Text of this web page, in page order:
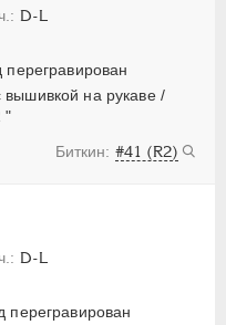
D-L
перегравирован
на рукаве /
"
#41 (R2)
D-L
перегравирован